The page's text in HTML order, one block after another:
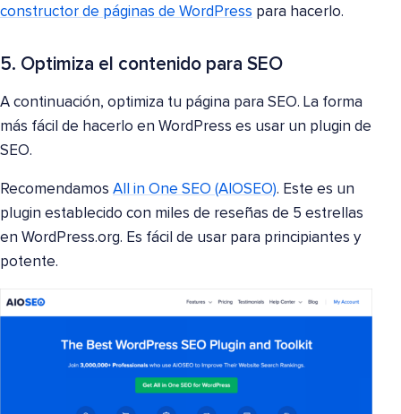
constructor de páginas de WordPress para hacerlo.
5. Optimiza el contenido para SEO
A continuación, optimiza tu página para SEO. La forma
más fácil de hacerlo en WordPress es usar un plugin de
SEO.
Recomendamos All in One SEO (AIOSEO). Este es un
plugin establecido con miles de reseñas de 5 estrellas
en WordPress.org. Es fácil de usar para principiantes y
potente.